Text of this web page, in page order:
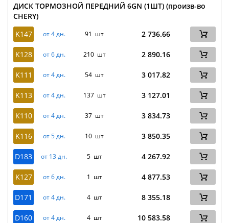
ДИСК ТОРМОЗНОЙ ПЕРЕДНИЙ 6GN (1ШТ) (произв-во
CHERY)
K147
от 4 дн. 91 шт 2 736.66
K128 от 6 дн. 210 шт 2 890.16
K111 от 4 дн. 54 шт 3 017.82
K113 от 4 дн. 137 шт 3 127.01
K110 от 4 дн. 37 шт 3 834.73
K116 от 5 дн. 10 шт 3 850.35
D183 от 13 дн. 5 шт 4 267.92
K127 от 6 дн. 1 шт 4 877.53
D171 от 4 дн. 4 шт 8 355.18
D160 от 4 дн. 4 шт 10 583.58